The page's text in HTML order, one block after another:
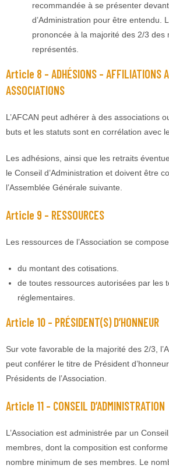
recommandée à se présenter
d’Administration pour être entendu.
prononcée à la majorité des 2/3 des
représentés.
Article 8 – ADHÉSIONS – AFFILIATIONS A
ASSOCIATIONS
L’AFCAN peut adhérer à des associations
buts et les statuts sont en corrélation avec
Les adhésions, ainsi que les retraits
le Conseil d’Administration et doivent être
l’Assemblée Générale suivante.
Article 9 – RESSOURCES
Les ressources de l’Association se
du montant des cotisations.
de toutes ressources autorisées par les
réglementaires.
Article 10 – PRÉSIDENT(S) D’HONNEUR
Sur vote favorable de la majorité des 2/3,
peut conférer le titre de Président
Présidents de l’Association.
Article 11 – CONSEIL D’ADMINISTRATION
L’Association est administrée par un
membres, dont la composition est
nombre minimum de ses membres. Le